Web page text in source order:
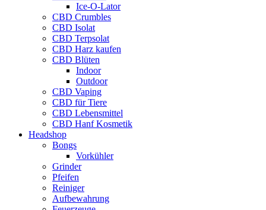
Ice-O-Lator
CBD Crumbles
CBD Isolat
CBD Terpsolat
CBD Harz kaufen
CBD Blüten
Indoor
Outdoor
CBD Vaping
CBD für Tiere
CBD Lebensmittel
CBD Hanf Kosmetik
Headshop
Bongs
Vorkühler
Grinder
Pfeifen
Reiniger
Aufbewahrung